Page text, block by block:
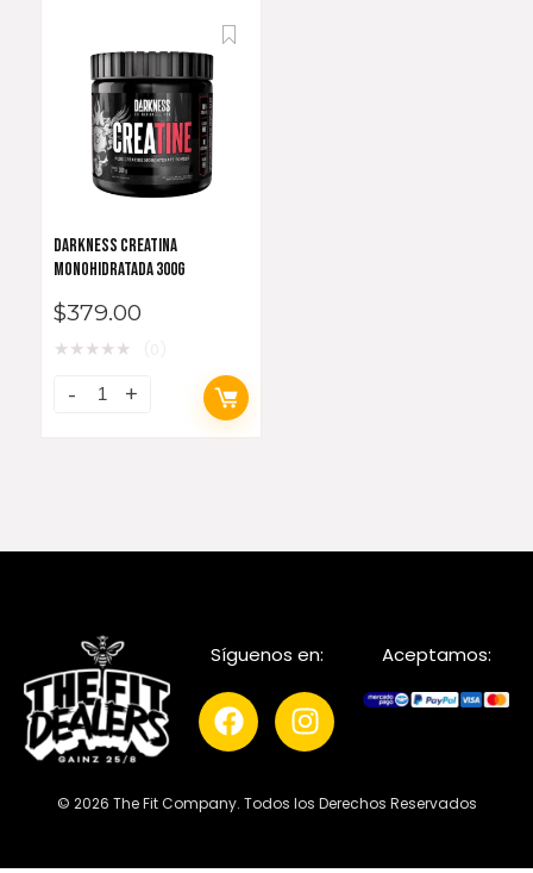
DARKNESS CREATINA
MONOHIDRATADA 300G
$379.00
★★★★★
Síguenos en: Aceptamos:
© 2026 The Fit Company. Todos los Derechos Reservados